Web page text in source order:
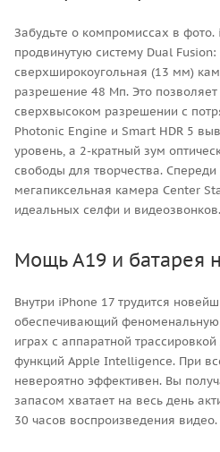
Забудьте о компромиссах в фото.
продвинутую систему Dual
сверхширокоугольная (13 мм)
разрешение 48 Мп. Это
сверхвысоком разрешении с
Photonic Engine и Smart HDR 5
уровень, а 2-кратный зум
свободы для творчества.
мегапиксельная камера Center
идеальных селфи и видеозвонков.
Мощь A19 и батарея
Внутри iPhone 17 трудится
обеспечивающий феноменальную
играх с аппаратной
функций Apple Intelligence. При
невероятно эффективен. Вы
запасом хватает на весь день
30 часов воспроизведения видео.